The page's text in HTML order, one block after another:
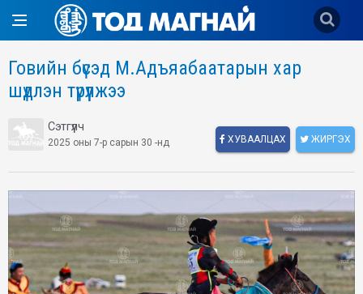
Говийн бүсэд М.Адъяабаатарын хар
шүдлэн түрүүлжээ
Сэтгүүлч
2025 оны 7-р сарын 30 -нд ХУВААЛЦАХ ЖИРГЭХ